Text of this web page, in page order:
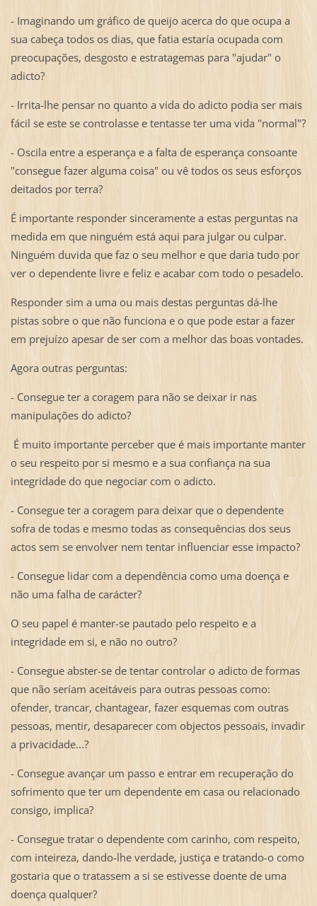
- Imaginando um gráfico de queijo acerca do que ocupa a
sua cabeça todos os dias, que fatia estaría ocupada com
preocupações, desgosto e estratagemas para "ajudar" o
adicto?
- Irrita-lhe pensar no quanto a vida do adicto podia ser mais
fácil se este se controlasse e tentasse ter uma vida "normal"?
- Oscila entre a esperança e a falta de esperança consoante
"consegue fazer alguma coisa" ou vê todos os seus esforços
deitados por terra?
É importante responder sinceramente a estas perguntas na
medida em que ninguém está aqui para julgar ou culpar.
Ninguém duvida que faz o seu melhor e que daria tudo por
ver o dependente livre e feliz e acabar com todo o pesadelo.
Responder sim a uma ou mais destas perguntas dá-lhe
pistas sobre o que não funciona e o que pode estar a fazer
em prejuízo apesar de ser com a melhor das boas vontades.
Agora outras perguntas:
- Consegue ter a coragem para não se deixar ir nas
manipulações do adicto?
É muito importante perceber que é mais importante manter
o seu respeito por si mesmo e a sua confiança na sua
integridade do que negociar com o adicto.
- Consegue ter a coragem para deixar que o dependente
sofra de todas e mesmo todas as consequências dos seus
actos sem se envolver nem tentar influenciar esse impacto?
- Consegue lidar com a dependência como uma doença e
não uma falha de carácter?
O seu papel é manter-se pautado pelo respeito e a
integridade em si, e não no outro?
- Consegue abster-se de tentar controlar o adicto de formas
que não seríam aceitáveis para outras pessoas como:
ofender, trancar, chantagear, fazer esquemas com outras
pessoas, mentir, desaparecer com objectos pessoais, invadir
a privacidade...?
- Consegue avançar um passo e entrar em recuperação do
sofrimento que ter um dependente em casa ou relacionado
consigo, implica?
- Consegue tratar o dependente com carinho, com respeito,
com inteireza, dando-lhe verdade, justiça e tratando-o como
gostaria que o tratassem a si se estivesse doente de uma
doença qualquer?